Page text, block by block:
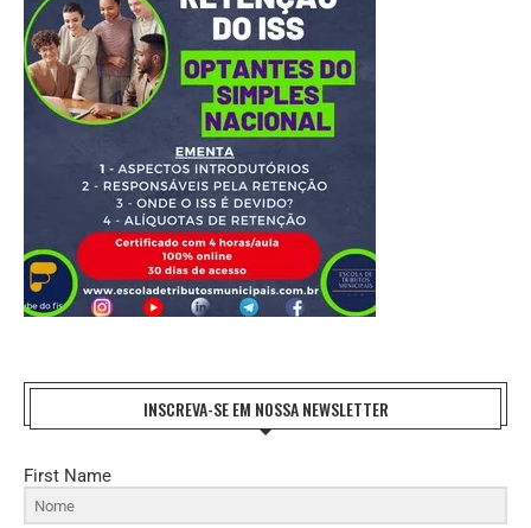
INSCREVA-SE EM NOSSA NEWSLETTER
First Name